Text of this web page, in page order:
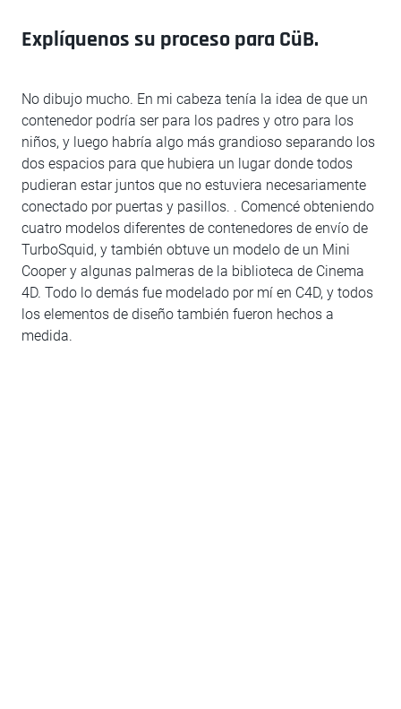
Explíquenos su proceso para CüB.
No dibujo mucho. En mi cabeza tenía la idea de que un
contenedor podría ser para los padres y otro para los
niños, y luego habría algo más grandioso separando los
dos espacios para que hubiera un lugar donde todos
pudieran estar juntos que no estuviera necesariamente
conectado por puertas y pasillos. . Comencé obteniendo
cuatro modelos diferentes de contenedores de envío de
TurboSquid, y también obtuve un modelo de un Mini
Cooper y algunas palmeras de la biblioteca de Cinema
4D. Todo lo demás fue modelado por mí en C4D, y todos
los elementos de diseño también fueron hechos a
medida.